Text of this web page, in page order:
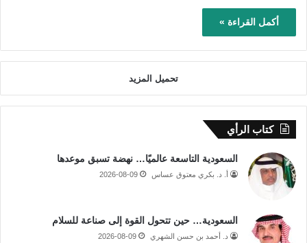
أكمل القراءة »
تحميل المزيد
كتاب الرأي
السعودية التاسعة عالميًا… نهضة تسبق موعدها
أ. د. بكري معتوق عساس 2026-08-09
السعودية… حين تتحول القوة إلى صناعة للسلام
د. أحمد بن حسن الشهري 2026-08-09